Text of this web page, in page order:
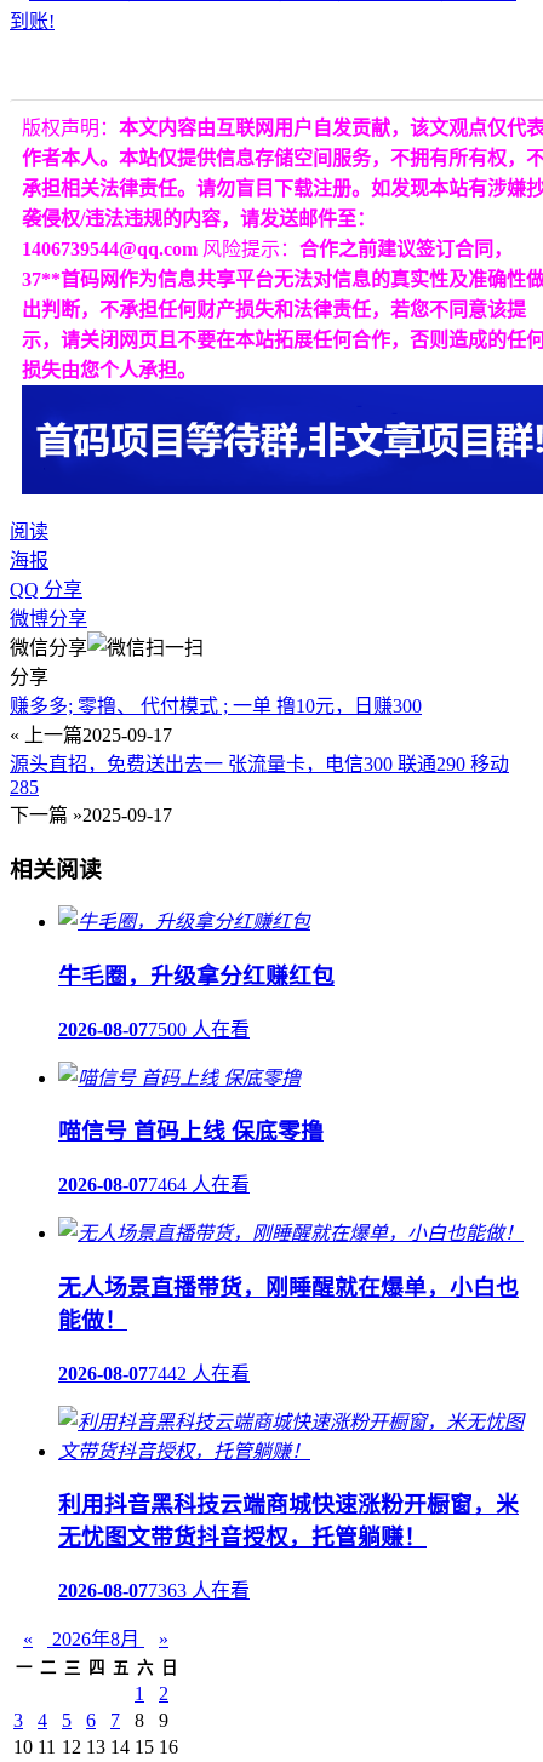
版权声明： 本文内容由互联网用户自发贡献，该文观点仅代
作者本人。本站仅提供信息存储空间服务，不拥有所有权，
承担相关法律责任。请勿盲目下载注册。如发现本站有涉嫌
袭侵权/违法违规的内容，请发送邮件至：
1406739544@qq.com 风险提示： 合作之前建议签订合同，
37**首码网作为信息共享平台无法对信息的真实性及准确性
出判断，不承担任何财产损失和法律责任，若您不同意该提
示，请关闭网页且不要在本站拓展任何合作，否则造成的任
损失由您个人承担。
阅读
海报
QQ 分享
微博分享
微信分享
分享
赚多多; 零撸、 代付模式 ; 一单 撸10元，日赚300
« 上一篇2025-09-17
源头直招，免费送出去一 张流量卡，电信300 联通290 移动
285
下一篇 »2025-09-17
相关阅读
牛毛圈，升级拿分红赚红包
2026-08-077500 人在看
喵信号 首码上线 保底零撸
2026-08-077464 人在看
无人场景直播带货，刚睡醒就在爆单，小白也
能做！
2026-08-077442 人在看
利用抖音黑科技云端商城快速涨粉开橱窗，米
无忧图文带货抖音授权，托管躺赚！
2026-08-077363 人在看
« 2026年8月 »
一 二 三 四 五 六 日
1
2
3
4 5 6 7 8
9
10 11 12 13 14 15 16